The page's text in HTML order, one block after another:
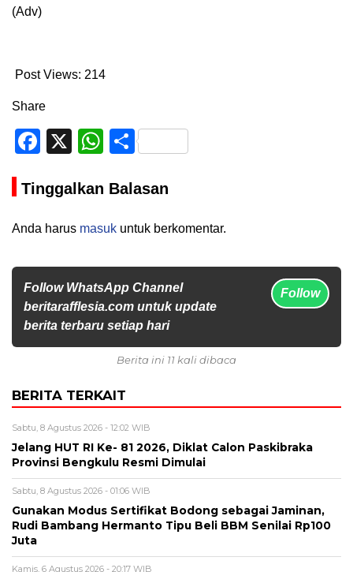
(Adv)
Post Views: 214
Share
Facebook
X WhatsApp
Share
Tinggalkan Balasan
Anda harus masuk untuk berkomentar.
Follow WhatsApp Channel
beritarafflesia.com untuk update
berita terbaru setiap hari
Follow
Berita ini 11 kali dibaca
BERITA TERKAIT
Sabtu, 8 Agustus 2026 - 12:02 WIB
Jelang HUT RI Ke- 81 2026, Diklat Calon Paskibraka
Provinsi Bengkulu Resmi Dimulai
Sabtu, 8 Agustus 2026 - 01:06 WIB
Gunakan Modus Sertifikat Bodong sebagai Jaminan,
Rudi Bambang Hermanto Tipu Beli BBM Senilai Rp100
Juta
Kamis, 6 Agustus 2026 - 20:17 WIB